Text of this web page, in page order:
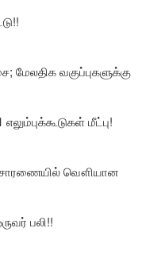
மேலதிக வகுப்புகளுக்கு
மீட்பு!
வௌியான
பலி!!